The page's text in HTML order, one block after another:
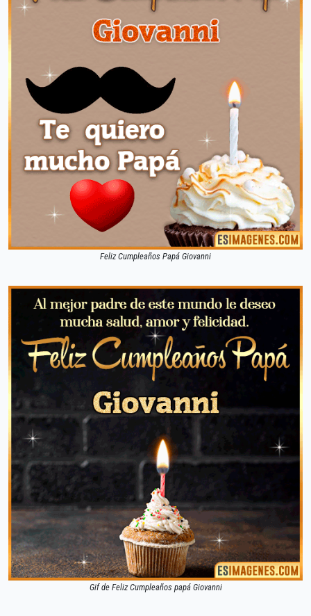
Feliz Cumpleaños Papá Giovanni
Gif de Feliz Cumpleaños papá Giovanni